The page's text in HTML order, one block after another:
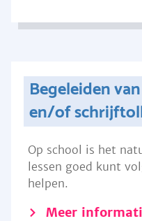
Begeleiden
en/of
Op school is het
lessen goed kunt
helpen.
Meer